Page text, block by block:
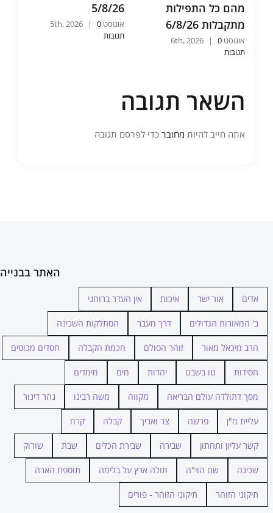
מהם כל התפילות
מתקבלות 6/8/26
אוגוסט 6th, 2026 |
0
תגובות
5/8/26
אוגוסט 5th, 2026 |
0
תגובות
השאר תגובה
אתה חייב להיות מחובר כדי לפרסם תגובה
האתר בבנייה
אדים אור ישר איכות אין העדר ברוחני
ב' המאורות הגדולים דרך מעבר הסתלקות השכינה
הרב מיכאל מאור זוהר הסולם חכמת הקבלה חסדים מכוסים
חסידות טו בשבט יהדות מים מימדים
מסך דתולדה עולם הבריאה מקווה משה רבינו נהר דינור
עליית מ"ן פרשה צר ואריך קבלה קרח
קשר עליון ותחתון שבירה שבירת הכלים שבת שורוק
שכינה שם הוי"ה תולה ארץ על בלימה תוספת הארה
תיקוני הזוהר תיקוני הזוהר - פורים